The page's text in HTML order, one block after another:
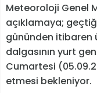
Meteoroloji Genel
açıklamaya;
gününden itibaren
dalgasının yurt
Cumartesi
etmesi bekleniyor.